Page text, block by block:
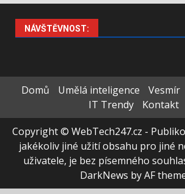
NÁVŠTĚVNOST:
Domů Umělá inteligence Vesmír
IT Trendy
Kontakt
Copyright © WebTech247.cz -
jakékoliv jiné užití obsahu pro jiné
uživatele, je bez písemného
DarkNews by AF